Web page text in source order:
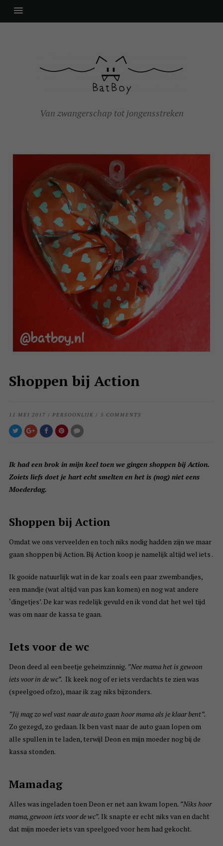
Van zwangerschap tot jongensstreken
Shoppen bij Action
11 MEI 2017 / PERSOONLIJK / 5 COMMENTS
Ik had een brok in mijn keel toen we gingen shoppen bij Action.
Zoiets liefs doet je hart echt smelten en het is (nog) niet eens
Moederdag.
Shoppen bij Action
Omdat we ons verveelden en toch niks nodig hadden zijn we maar
gaan shoppen bij Action. Bij Action koop je namelijk altijd wel iets .
Ik gooide natuurlijk wat in de kar zoals een paar zwembandjes,
een mandje (wat altijd van pas kan komen) en nog wat andere
‘dingetjes’. De kar was redelijk gevuld en ik vond dat het wel tijd
was om naar de kassa te gaan.
Iets voor de wc
Deon deed al een beetje geheimzinnig. ”Nee mama het is gewoon
iets voor in de wc”. Ik keek nog of er iets verdachts te zien was
(speelgoed ofzo), maar ik zag niks bijzonders.
”Jij mag zo wel vast naar de auto gaan hoor mama als je klaar bent”.
Zo gezegd, zo gedaan. Ik ben vast naar de auto gaan lopen om
alle spullen in te laden, terwijl Deon en mijn moeder nog bij de
kassa stonden.
Mamadag
Alles was ingeladen toen Deon er net aan kwam lopen. ”Niks hoor
mama, gewoon iets voor de wc”. Ik snapte er echt niks van en dacht
dat mijn moeder iets van speelgoed voor hem had gekocht.